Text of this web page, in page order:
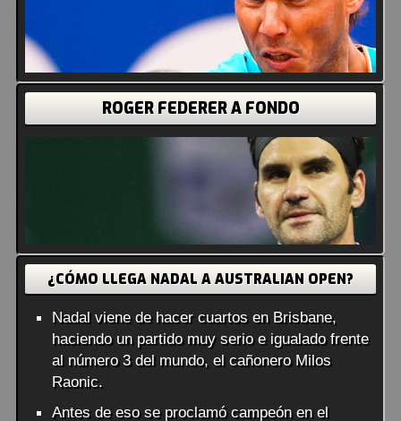
ROGER FEDERER A FONDO
¿CÓMO LLEGA NADAL A AUSTRALIAN OPEN?
Nadal viene de hacer cuartos en Brisbane,
haciendo un partido muy serio e igualado frente
al número 3 del mundo, el cañonero Milos
Raonic.
Antes de eso se proclamó campeón en el